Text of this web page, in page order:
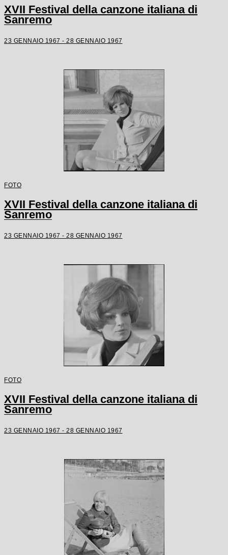
XVII Festival della canzone italiana di
Sanremo
23 GENNAIO 1967 - 28 GENNAIO 1967
FOTO
XVII Festival della canzone italiana di
Sanremo
23 GENNAIO 1967 - 28 GENNAIO 1967
FOTO
XVII Festival della canzone italiana di
Sanremo
23 GENNAIO 1967 - 28 GENNAIO 1967